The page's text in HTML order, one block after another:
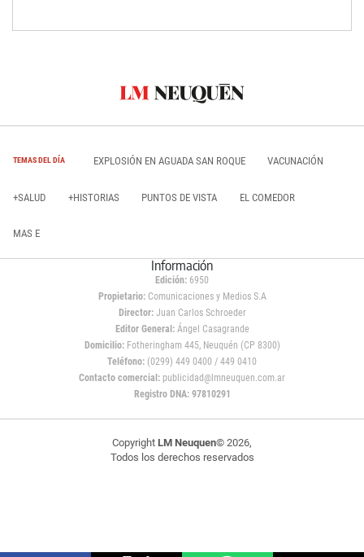
TEMAS DEL DÍA EXPLOSIÓN EN AGUADA SAN ROQUE VACUNACIÓN
+SALUD +HISTORIAS PUNTOS DE VISTA EL COMEDOR
MAS E
Información
Edición: 6950
Propietario:Comunicaciones y Medios S.A
Director: Juan Carlos Schroeder
Editor General:Ángel Casagrande
Domicilio:Fotheringham 445, Neuquén (CP 8300)
Teléfono: (0299) 449 0400 / 449 0410
Contacto comercial: publicidad@lmneuquen.com.ar
Registro DNA: 97810291
Copyright LM Neuquen© 2026,
Todos los derechos reservados